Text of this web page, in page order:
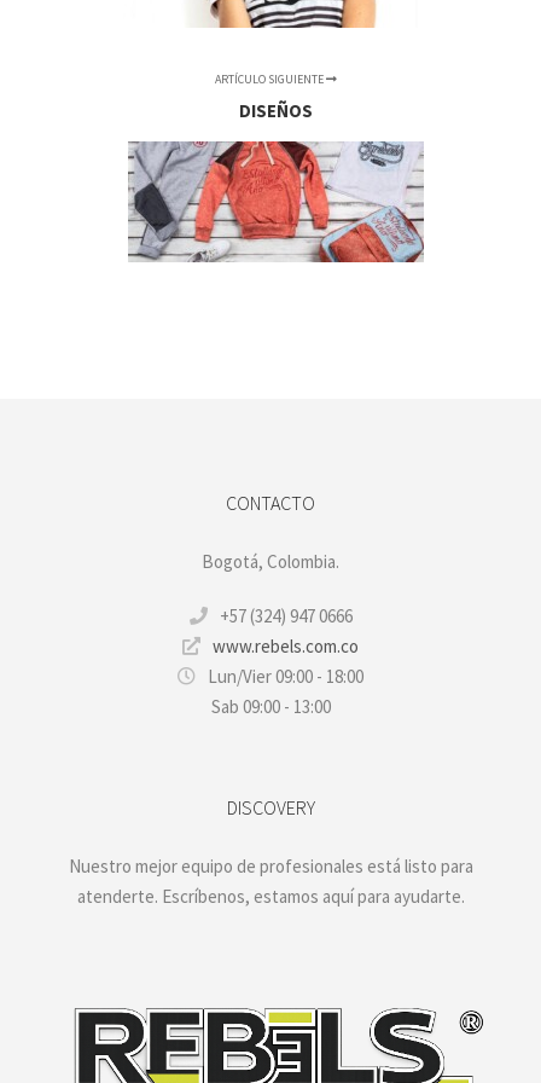
ARTÍCULO SIGUIENTE
DISEÑOS
CONTACTO
Bogotá, Colombia.
+57 (324) 947 0666
www.rebels.com.co
Lun/Vier 09:00 - 18:00
Sab 09:00 - 13:00
DISCOVERY
Nuestro mejor equipo de profesionales está listo para
atenderte. Escríbenos, estamos aquí para ayudarte.